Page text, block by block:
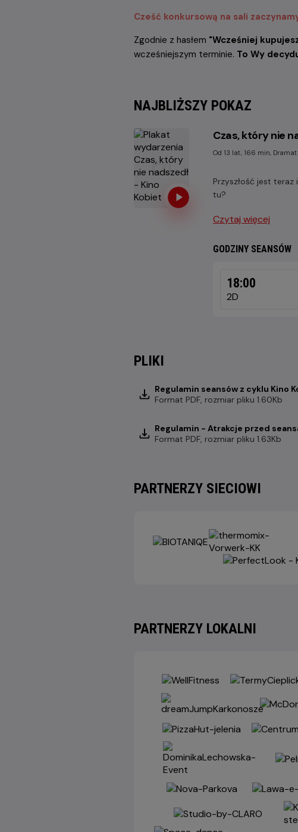
Cześć konkursową na sali
Zgodnie z hasłem "Wcześniej
wcześniejszym terminie. To Wy
NAJBLIŻSZY POKAZ
Czas, który nie
Od 13 lat, 166 min, Dramat
Przyszłość jest
tu?
Czytaj więcej
GODZINY SEANSÓW
SIERPNIA
2026
18:00
2D
PLIKI
Regulamin seansów z cyklu Kino
Format PDF , rozmiar pliku 1.60Kb
Regulamin - Atrakcje przed
Format PDF , rozmiar pliku 1.63Kb
PARTNERZY SIECIOWI
PARTNERZY LOKALNI